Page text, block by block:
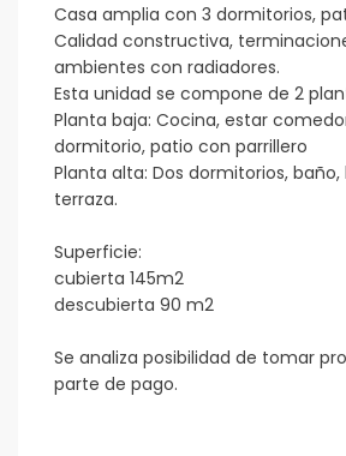
Casa amplia con 3 dormitorios,
Calidad constructiva,
ambientes con radiadores.
Esta unidad se compone de 2
Planta baja: Cocina, estar
dormitorio, patio con parrillero
Planta alta: Dos dormitorios, baño,
terraza.
Superficie:
cubierta 145m2
descubierta 90 m2
Se analiza posibilidad de tomar
parte de pago.